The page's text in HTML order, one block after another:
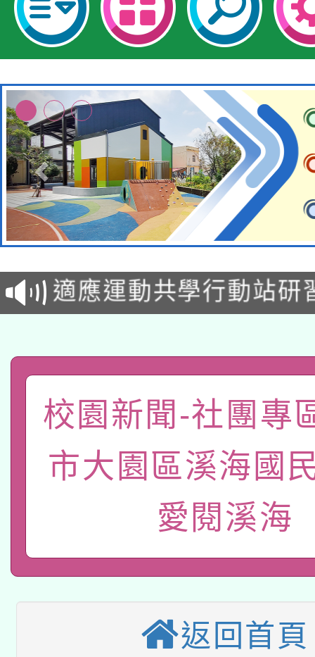
本校115學年度第2次
招甄選結果公告(無人
適應運動共學行動站研
本館辦理115年度閱讀
暨閱讀推動專業研習
科技賦能─人工智慧
礎課程
「數位內容與教學軟體
pilot」
有關大陸委員會函釋公
薪期間赴陸應申請許可
轉知經濟部水利署委託
業技術研究院辦理「
用水績優單位及節水達
115年8月22日(星期六
桃園市孔廟祈福系列
開 智慧啟航」
2026年桃園地景藝術
本校115學年度第2次
招甄選結果公告(無人
適應運動共學行動站研
校園新聞-社團專
市大園區溪海國
愛閱溪海
返回首頁